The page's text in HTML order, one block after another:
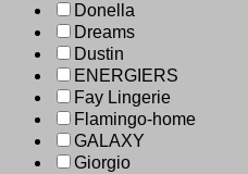
Donella
Dreams
Dustin
ENERGIERS
Fay Lingerie
Flamingo-home
GALAXY
Giorgio